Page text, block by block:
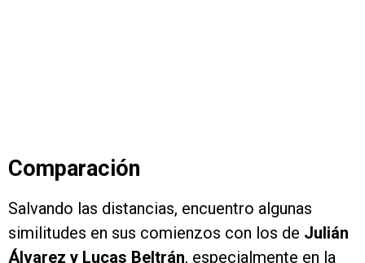
Comparación
Salvando las distancias, encuentro algunas
similitudes en sus comienzos con los de Julián
Álvarez y Lucas Beltrán, especialmente en la